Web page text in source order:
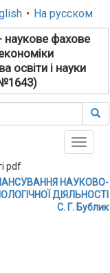
• На русском
наукове фахове
освіти і науки
Toggle
НАУКОВО-
ДІЯЛЬНОСТІ
С. Г. Бублик